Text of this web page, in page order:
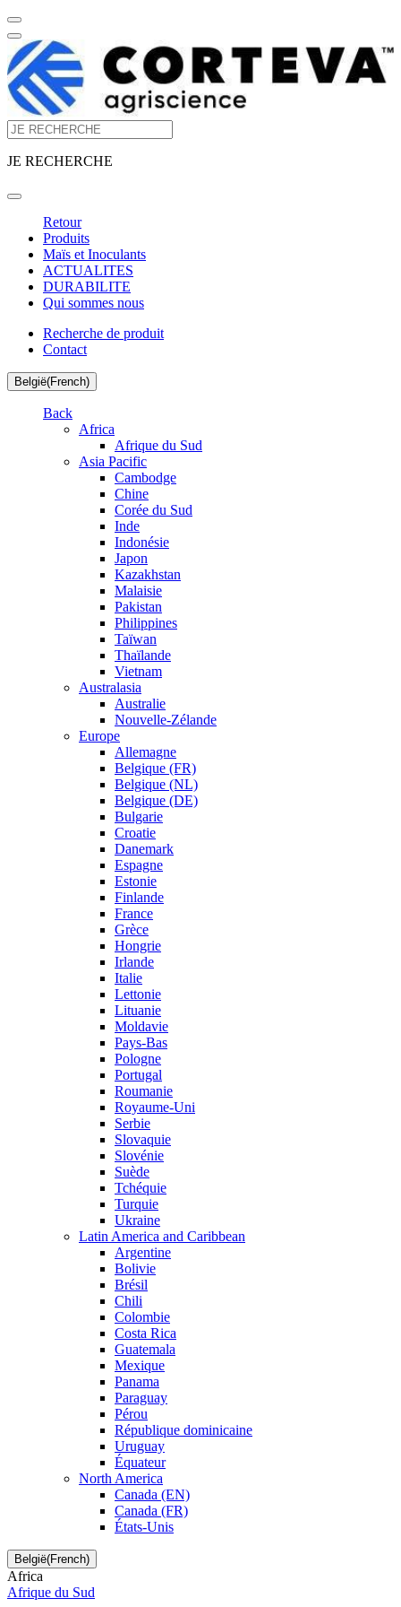
JE RECHERCHE
Retour
Produits
Maïs et Inoculants
ACTUALITES
DURABILITE
Qui sommes nous
Recherche de produit
Contact
België(French)
Back
Africa
Afrique du Sud
Asia Pacific
Cambodge
Chine
Corée du Sud
Inde
Indonésie
Japon
Kazakhstan
Malaisie
Pakistan
Philippines
Taïwan
Thaïlande
Vietnam
Australasia
Australie
Nouvelle-Zélande
Europe
Allemagne
Belgique (FR)
Belgique (NL)
Belgique (DE)
Bulgarie
Croatie
Danemark
Espagne
Estonie
Finlande
France
Grèce
Hongrie
Irlande
Italie
Lettonie
Lituanie
Moldavie
Pays-Bas
Pologne
Portugal
Roumanie
Royaume-Uni
Serbie
Slovaquie
Slovénie
Suède
Tchéquie
Turquie
Ukraine
Latin America and Caribbean
Argentine
Bolivie
Brésil
Chili
Colombie
Costa Rica
Guatemala
Mexique
Panama
Paraguay
Pérou
République dominicaine
Uruguay
Équateur
North America
Canada (EN)
Canada (FR)
États-Unis
België(French)
Africa
Afrique du Sud